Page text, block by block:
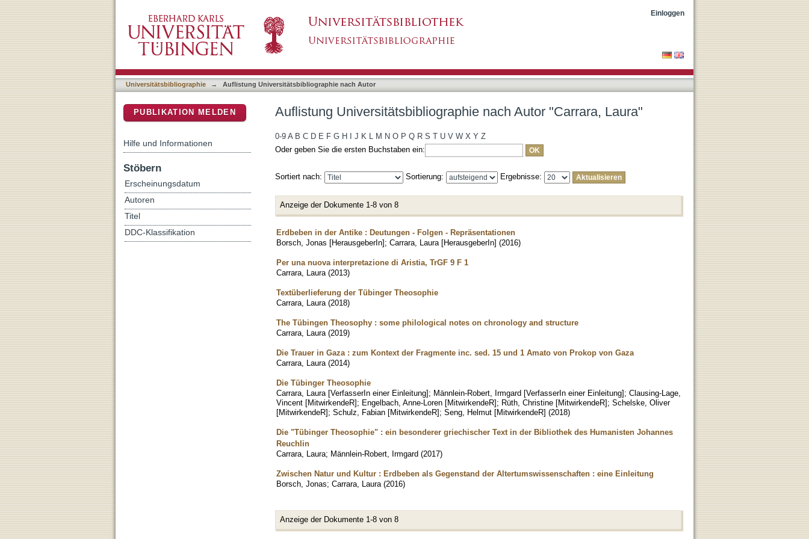
Einloggen
Universitätsbibliographie → Auflistung Universitätsbibliographie nach Autor
Auflistung Universitätsbibliographie nach Autor "Carrara, Laura"
0-9 A B C D E F G H J K L M N O P Q R S T U V W X Y Z
Oder geben Sie die ersten Buchstaben ein:
Sortiert nach: Sortierung: Ergebnisse:
Anzeige der Dokumente 1-8 von 8
Erdbeben in der Antike : Deutungen - Folgen - Repräsentationen
Borsch, Jonas [HerausgeberIn]; Carrara, Laura [HerausgeberIn] (2016)
Per una nuova interpretazione di Aristia, TrGF 9 F 1
Carrara, Laura (2013)
Textüberlieferung der Tübinger Theosophie
Carrara, Laura (2018)
The Tübingen Theosophy : some philological notes on chronology and structure
Carrara, Laura (2019)
Die Trauer in Gaza : zum Kontext der Fragmente inc. sed. 15 und 1 Amato von Prokop von Gaza
Carrara, Laura (2014)
Die Tübinger Theosophie
Carrara, Laura [VerfasserIn einer Einleitung]; Männlein-Robert, Irmgard [VerfasserIn einer Einleitung]; Clausing-Lage,
Vincent [MitwirkendeR]; Engelbach, Anne-Loren [MitwirkendeR]; Rüth, Christine [MitwirkendeR]; Schelske, Oliver
[MitwirkendeR]; Schulz, Fabian [MitwirkendeR]; Seng, Helmut [MitwirkendeR] (2018)
Die "Tübinger Theosophie" : ein besonderer griechischer Text in der Bibliothek des Humanisten Johannes
Reuchlin
Carrara, Laura; Männlein-Robert, Irmgard (2017)
Zwischen Natur und Kultur : Erdbeben als Gegenstand der Altertumswissenschaften : eine Einleitung
Borsch, Jonas; Carrara, Laura (2016)
Anzeige der Dokumente 1-8 von 8
PUBLIKATION MELDEN
Hilfe und Informationen
Stöbern
Erscheinungsdatum
Autoren
Titel
DDC-Klassifikation